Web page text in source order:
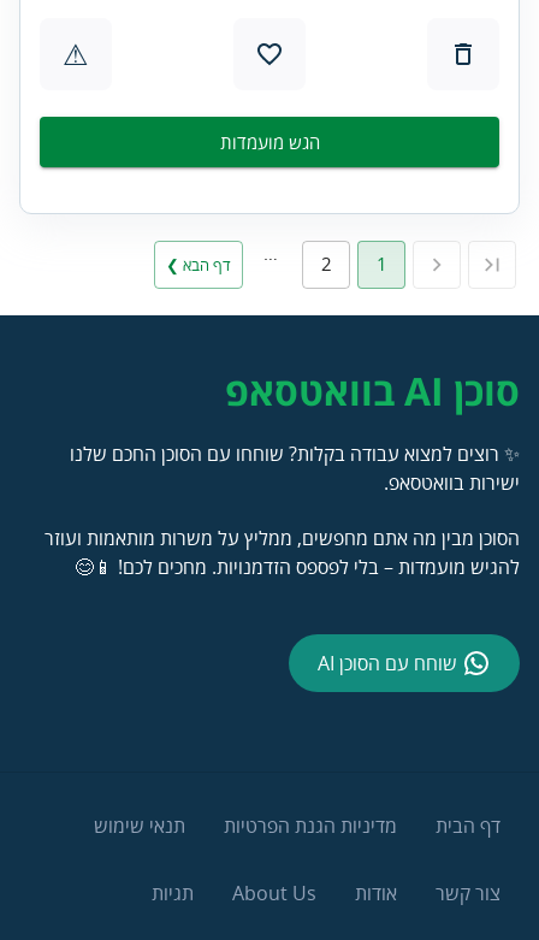
⚠
הגש מועמדות
1
2 דף הבא ❯
סוכן AI בוואטסאפ
✨ רוצים למצוא עבודה בקלות? שוחחו עם הסוכן החכם שלנו
ישירות בוואטסאפ.
הסוכן מבין מה אתם מחפשים, ממליץ על משרות מותאמות ועוזר
להגיש מועמדות – בלי לפספס הזדמנויות. מחכים לכם! 📱😊
שוחח עם הסוכן AI
דף הבית מדיניות הגנת הפרטיות תנאי שימוש
צור קשר אודות About Us תגיות